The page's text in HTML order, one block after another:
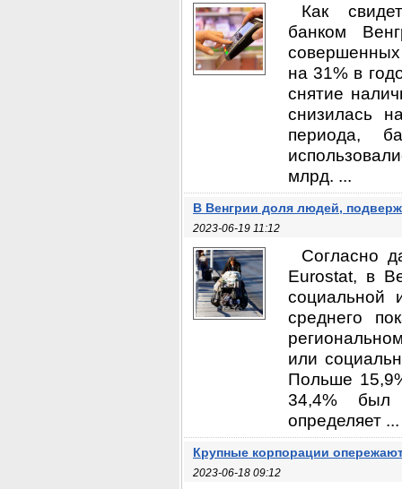
Как
банком
на 31% в
снятие
снизилась
периода,
млрд. ...
В Венгрии доля людей,
2023-06-19 11:12
Согласно
Eurostat, в
социальной
среднего
или
Польше
34,4% был
определяет ...
Крупные корпорации
2023-06-18 09:12